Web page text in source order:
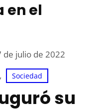
en el
de julio de 2022
, Sociedad
su